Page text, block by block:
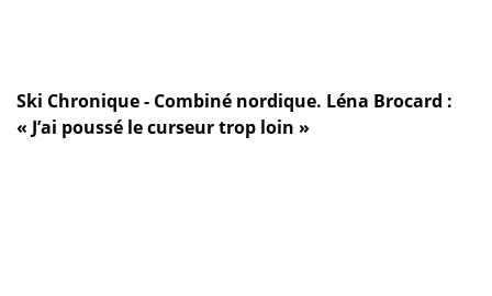
Ski Chronique - Combiné nordique. Léna Brocard :
« J’ai poussé le curseur trop loin »